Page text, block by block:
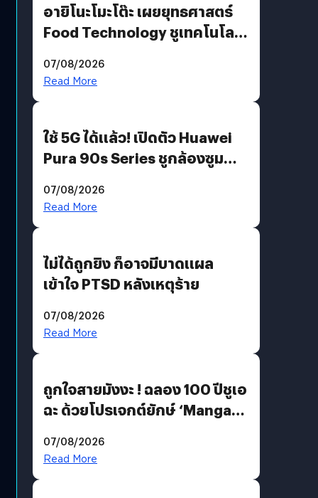
อายิโนะโมะโต๊ะ เผยยุทธศาสตร์
Food Technology ชูเทคโนโลยี
บริโภคและ B2B
07/08/2026
Read More
ใช้ 5G ได้แล้ว! เปิดตัว Huawei
Pura 90s Series ชูกล้องซูม
07/08/2026
Read More
ไม่ได้ถูกยิง ก็อาจมีบาดแผล
เข้าใจ PTSD หลังเหตุร้าย
07/08/2026
Read More
ถูกใจสายมังงะ ! ฉลอง 100 ปีชูเอ
ฉะ ด้วยโปรเจกต์ยักษ์ ‘Manga
มีภาษาไทยด้วย
07/08/2026
Read More